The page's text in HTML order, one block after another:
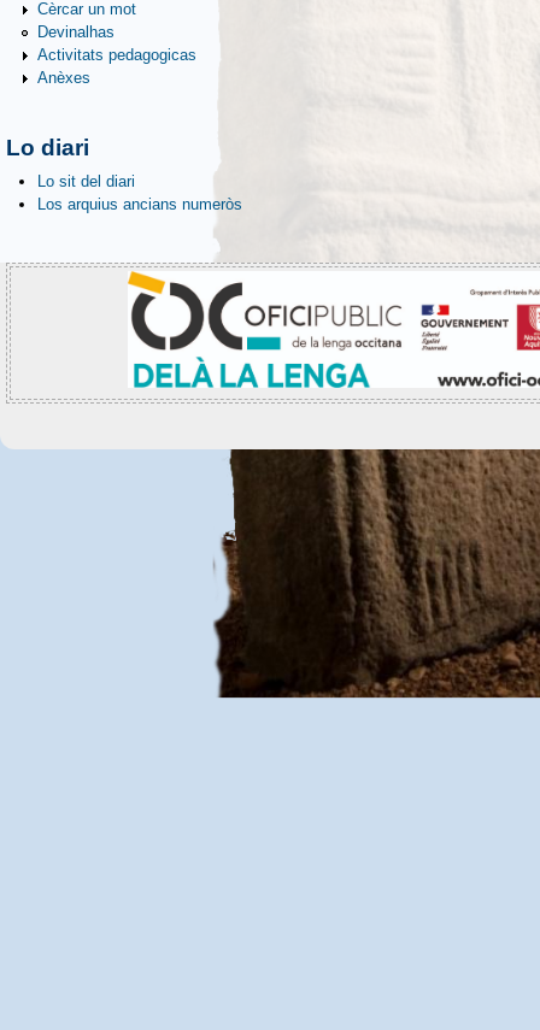
Cèrcar un mot
Devinalhas
Activitats pedagogicas
Anèxes
Lo diari
Lo sit del diari
Los arquius ancians numeròs